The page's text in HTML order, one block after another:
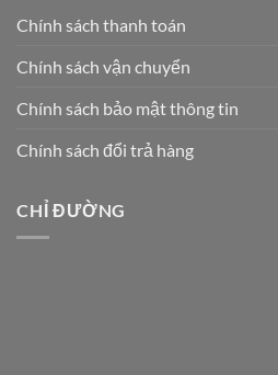
Chính sách thanh toán
Chính sách vận chuyển
Chính sách bảo mật thông tin
Chính sách đổi trả hàng
CHỈ ĐƯỜNG